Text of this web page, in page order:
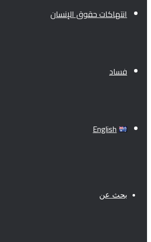
انتهاكات حقوق الإنسان
فساد
English
بحث عن